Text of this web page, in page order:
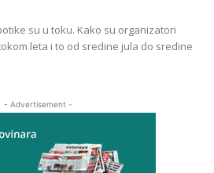
su u toku. Kako su organizatori
leta i to od sredine jula do sredine
- Advertisement -